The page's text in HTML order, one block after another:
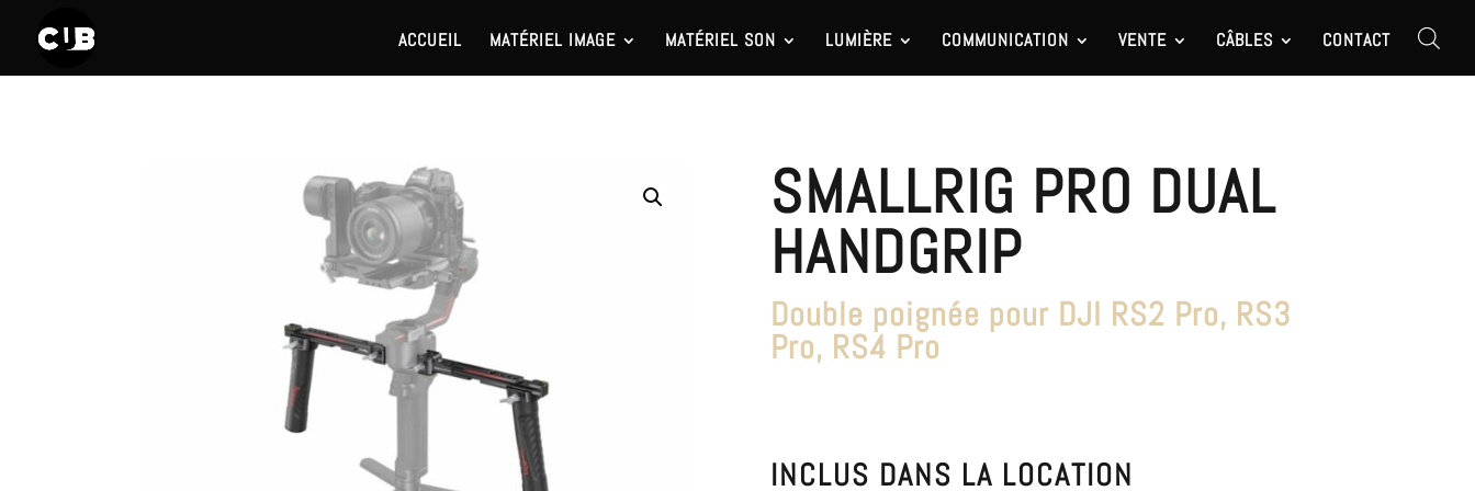
ACCUEIL MATÉRIEL IMAGE MATÉRIEL SON LUMIÈRE COMMUNICATION VENTE CÂBLES CONTACT
SMALLRIG PRO DUAL
HANDGRIP
Double poignée pour DJI RS2 Pro, RS3
Pro, RS4 Pro
INCLUS DANS LA LOCATION